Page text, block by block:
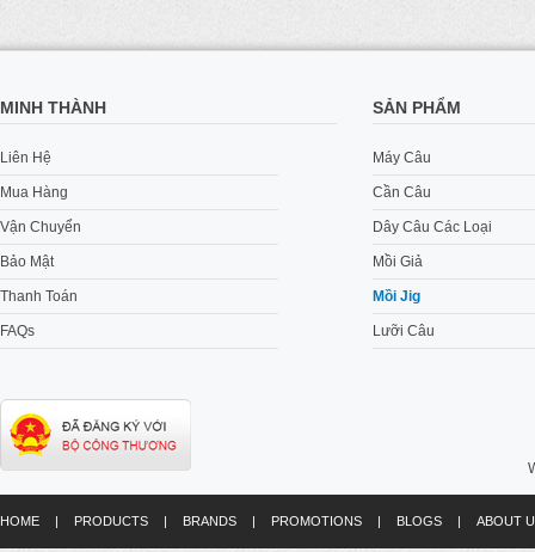
MINH THÀNH
Liên Hệ
Mua Hàng
Vận Chuyển
Bảo Mật
Thanh Toán
FAQs
SẢN PHẨM
Máy Câu
Cần Câu
Dây Câu Các Loại
Mồi Giả
Mồi Jig
Lưỡi Câu
HOME | PRODUCTS | BRANDS | PROMOTIONS | BLOGS | ABOUT